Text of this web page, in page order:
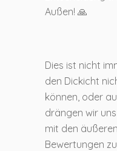
Außen! 🙏
Dies ist nicht
den Dickicht
können, oder
drängen wir
mit den
Bewertungen